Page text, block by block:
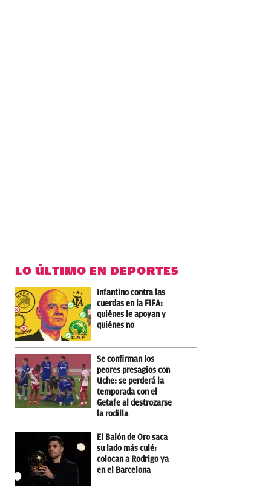
LO ÚLTIMO EN DEPORTES
Infantino contra las
cuerdas en la FIFA:
quiénes le apoyan y
quiénes no
Se confirman los
peores presagios con
Uche: se perderá la
temporada con el
Getafe al destrozarse
la rodilla
El Balón de Oro saca
su lado más culé:
colocan a Rodrigo ya
en el Barcelona